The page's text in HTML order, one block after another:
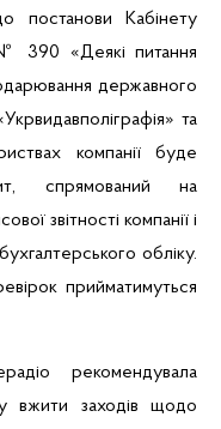
постанови Кабінету
№ 390 «Деякі питання
державного
Укрвидавполіграфія» та
компанії буде
спрямований на
звітності компанії і
обліку.
прийматимуться
рекомендувала
вжити заходів щодо